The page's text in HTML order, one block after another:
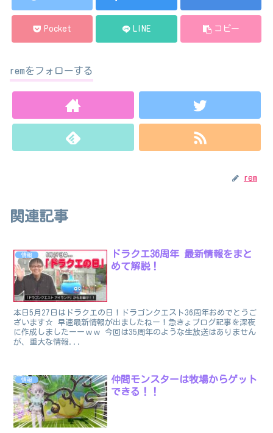
Pocket LINE コピー
remをフォローする
rem
関連記事
情報
ドラクエ36周年 最新情報をまと
めて解説！
本日5月27日はドラクエの日！ドラゴンクエスト36周年おめでとうご
ざいます☆ 早速最新情報が出ましたねー！急きょブログ記事を深夜
に作成しましたーーｗｗ 今回は35周年のような生放送はありません
が、重大な情報...
情報
仲間モンスターは牧場からゲット
できる！！